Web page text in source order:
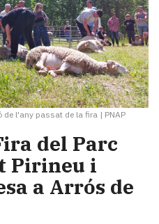
de l'any passat de la fira | PNAP
del Parc
Pirineu i
a Arrós de